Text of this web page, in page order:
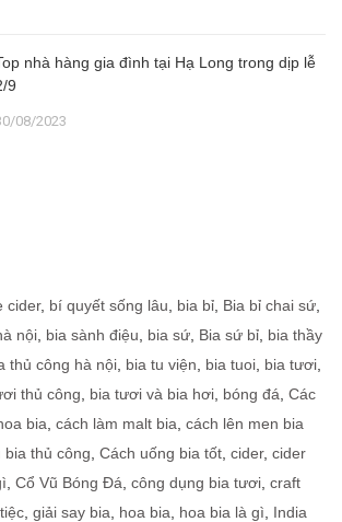
nhà hàng gia đình tại Hạ Long trong dịp lễ
9
08/2023
cider, bí quyết sống lâu bia bỉ Bia bỉ chai sứ
nội bia sành điệu bia sứ Bia sứ bỉ bia thầy
thủ công hà nội bia tu viện bia tuoi bia tươi
thủ công bia tươi và bia hơi bóng đá Các
bia cách làm malt bia cách lên men bia
bia thủ công Cách uống bia tốt cider, cider
Cổ Vũ Bóng Đá công dụng bia tươi craft
giải say bia hoa bia hoa bia là gì
India